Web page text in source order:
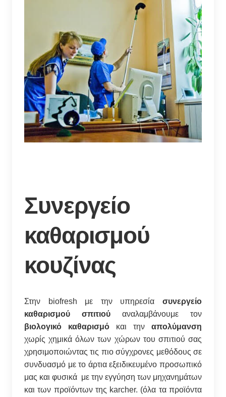
Συνεργείο
καθαρισμού
κουζίνας
Στην biofresh με την υπηρεσία συνεργείο
καθαρισμού σπιτιού αναλαμβάνουμε τον
βιολογικό καθαρισμό και την απολύμανση
χωρίς χημικά όλων των χώρων του σπιτιού σας
χρησιμοποιώντας τις πιο σύγχρονες μεθόδους σε
συνδυασμό με το άρτια εξειδικευμένο προσωπικό
μας και φυσικά με την εγγύηση των μηχανημάτων
και των προϊόντων της karcher. (όλα τα προϊόντα